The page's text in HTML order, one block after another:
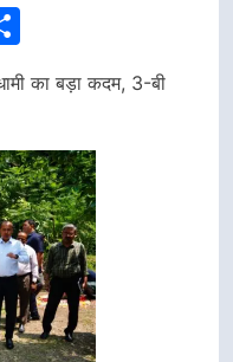
का बड़ा कदम, 3-बी